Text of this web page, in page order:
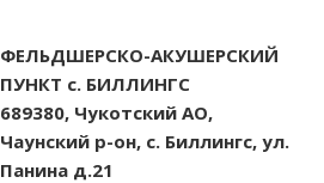
ФЕЛЬДШЕРСКО-АКУШЕРСКИЙ
ПУНКТ с. БИЛЛИНГС
689380, Чукотский АО,
Чаунский р-он, с. Биллингс, ул.
Панина д.21